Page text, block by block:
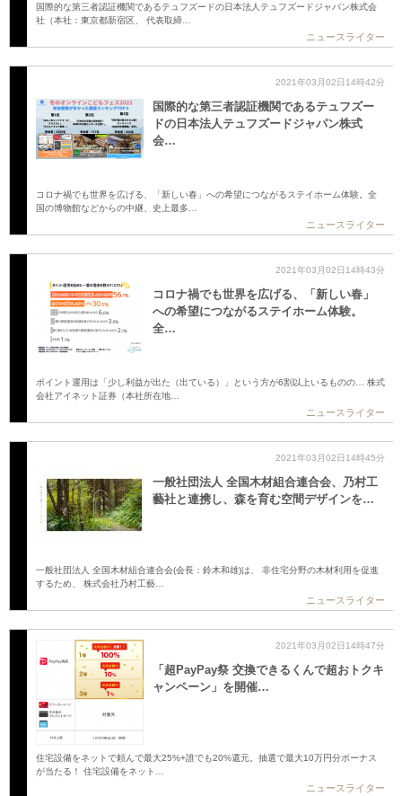
国際的な第三者認証機関であるテュフズードの日本法人テュフズードジャパン株式会
社（本社：東京都新宿区、 代表取締…
ニュースライター
2021年03月02日14時42分
国際的な第三者認証機関であるテュフズー
ドの日本法人テュフズードジャパン株式
会…
コロナ禍でも世界を広げる、「新しい春」への希望につながるステイホーム体験。全
国の博物館などからの中継、史上最多…
ニュースライター
2021年03月02日14時43分
コロナ禍でも世界を広げる、「新しい春」
への希望につながるステイホーム体験。
全…
ポイント運用は「少し利益が出た（出ている）」という方が6割以上いるものの… 株式
会社アイネット証券（本社所在地…
ニュースライター
2021年03月02日14時45分
一般社団法人 全国木材組合連合会、乃村工
藝社と連携し、森を育む空間デザインを…
一般社団法人 全国木材組合連合会(会長：鈴木和雄)は、 非住宅分野の木材利用を促進
するため、 株式会社乃村工藝…
ニュースライター
2021年03月02日14時47分
「超PayPay祭 交換できるくんで超おトクキ
ャンペーン」を開催…
住宅設備をネットで頼んで最大25%+誰でも20%還元。抽選で最大10万円分ボーナス
が当たる！ 住宅設備をネット…
ニュースライター